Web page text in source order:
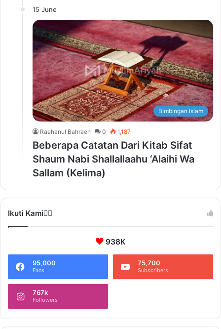
15 June
Bimbingan Islam
Raehanul Bahraen 0 1,187
Beberapa Catatan Dari Kitab Sifat
Shaum Nabi Shallallaahu ‘Alaihi Wa
Sallam (Kelima)
Ikuti Kami❤️‍🔥
938K
95,000
Fans
75,700
Subscribers
767k
Followers